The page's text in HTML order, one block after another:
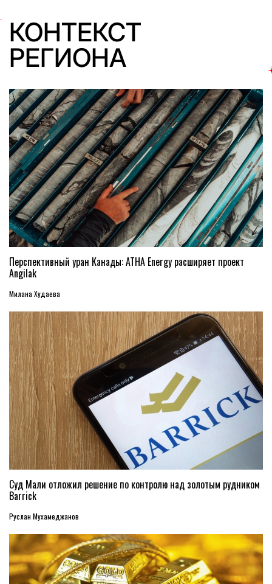
КОНТЕКСТ
РЕГИОНА
Перспективный уран Канады: ATHA Energy расширяет проект
Angilak
Милана Худаева
Суд Мали отложил решение по контролю над золотым рудником
Barrick
Руслан Мухамеджанов